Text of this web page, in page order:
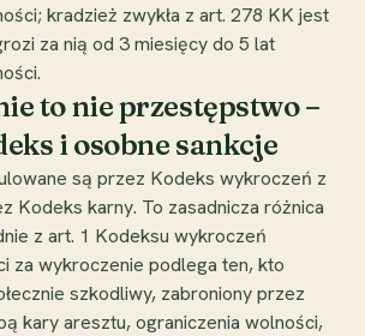
kradzież zwykła z art. 278 KK jest
za nią od 3 miesięcy do 5 lat
to nie przestępstwo –
i osobne sankcje
są przez Kodeks wykroczeń z
Kodeks karny. To zasadnicza różnica
z art. 1 Kodeksu wykroczeń
za wykroczenie podlega ten, kto
szkodliwy, zabroniony przez
kary aresztu, ograniczenia wolności,